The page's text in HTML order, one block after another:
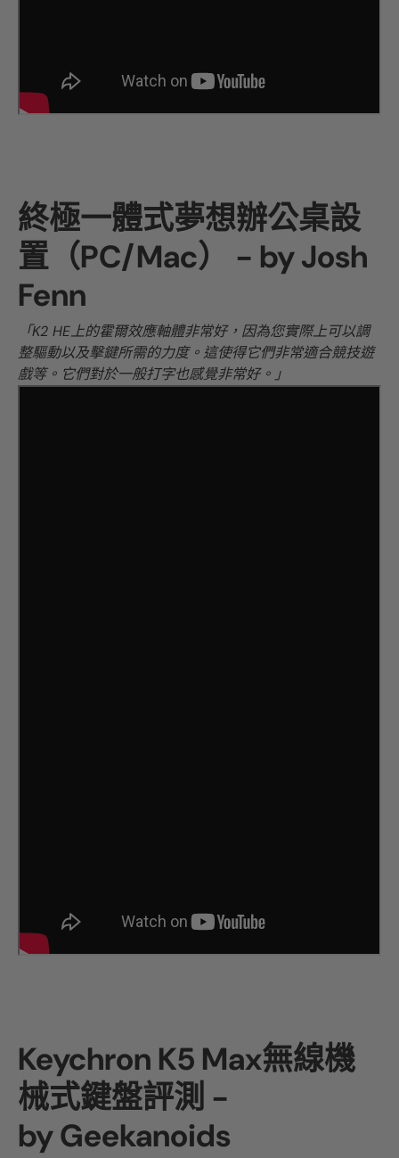
終極一體式夢想辦公桌設
置（PC/Mac） - by Josh
Fenn
「K2 HE上的霍爾效應軸體非常好，因為您實際上可以調
整驅動以及擊鍵所需的力度。這使得它們非常適合競技遊
戲等。它們對於一般打字也感覺非常好。」
Keychron K5 Max無線機
械式鍵盤評測 -
by Geekanoids